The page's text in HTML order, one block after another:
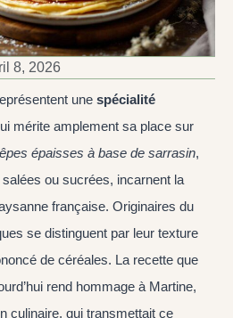
8, 2026
une spécialité
mérite amplement sa place sur
épaisses à base de sarrasin,
ou sucrées, incarnent la
française. Originaires du
se distinguent par leur texture
de céréales. La recette que
rend hommage à Martine,
culinaire, qui transmettait ce